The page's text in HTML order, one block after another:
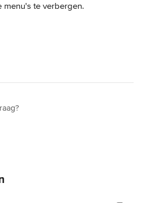
menu's te verbergen.